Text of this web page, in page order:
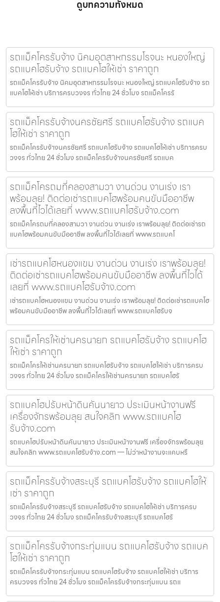
ดูบทความทั้งหมด
รถแม็คโครรับจ้าง นิคมอุตสาหกรรมโรจนะ หนองใหญ่
รถแบคโฮรับจ้าง รถแบคโฮให้เช่า ราคาถูก
รถแม็คโครรับจ้าง นิคมอุตสาหกรรมโรจนะ หนองใหญ่ รถแบคโฮรับจ้าง รถ
แบคโฮให้เช่า บริการครบวงจร ทั่วไทย 24 ชั่วโมง รถแม็คโครรั
รถแม็คโครรับจ้างนครชัยศรี รถแบคโฮรับจ้าง รถแบค
โฮให้เช่า ราคาถูก
รถแม็คโครรับจ้างนครชัยศรี รถแบคโฮรับจ้าง รถแบคโฮให้เช่า บริการครบ
วงจร ทั่วไทย 24 ชั่วโมง รถแม็คโครรับจ้างนครชัยศรี รถแบค
รถแม็คโครถมที่คลองสามวา งานด่วน งานเร่ง เรา
พร้อมลุย! ติดต่อเช่ารถแบคโฮพร้อมคนขับมืออาชีพ
ลงพื้นที่ไวได้เลยที่ www.รถแบคโฮรับจ้าง.com
รถแม็คโครถมที่คลองสามวา งานด่วน งานเร่ง เราพร้อมลุย! ติดต่อเช่ารถ
แบคโฮพร้อมคนขับมืออาชีพ ลงพื้นที่ไวได้เลยที่ www.รถแบคโ
เช่ารถแบคโฮหนองแขม งานด่วน งานเร่ง เราพร้อมลุย!
ติดต่อเช่ารถแบคโฮพร้อมคนขับมืออาชีพ ลงพื้นที่ไวได้
เลยที่ www.รถแบคโฮรับจ้าง.com
เช่ารถแบคโฮหนองแขม งานด่วน งานเร่ง เราพร้อมลุย! ติดต่อเช่ารถแบคโฮ
พร้อมคนขับมืออาชีพ ลงพื้นที่ไวได้เลยที่ www.รถแบคโฮรับจ
รถแม็คโครให้เช่านครนายก รถแบคโฮรับจ้าง รถแบคโฮ
ให้เช่า ราคาถูก
รถแม็คโครให้เช่านครนายก รถแบคโฮรับจ้าง รถแบคโฮให้เช่า บริการครบ
วงจร ทั่วไทย 24 ชั่วโมง รถแม็คโครให้เช่านครนายก รถแบคโฮรั
รถแบคโฮปรับหน้าดินคันนายาว ประเมินหน้างานฟรี
เครื่องจักรพร้อมลุย สนใจคลิก www.รถแบคโฮ
รับจ้าง.com
รถแบคโฮปรับหน้าดินคันนายาว ประเมินหน้างานฟรี เครื่องจักรพร้อมลุย
สนใจคลิก www.รถแบคโฮรับจ้าง.com — ไม่ว่าหน้างานจะแคบหรื
รถแม็คโครรับจ้างสระบุรี รถแบคโฮรับจ้าง รถแบคโฮให้
เช่า ราคาถูก
รถแม็คโครรับจ้างสระบุรี รถแบคโฮรับจ้าง รถแบคโฮให้เช่า บริการครบ
วงจร ทั่วไทย 24 ชั่วโมง รถแม็คโครรับจ้างสระบุรี รถแบคโฮรั
รถแม็คโครรับจ้างกระทุ่มแบน รถแบคโฮรับจ้าง รถแบค
โฮให้เช่า ราคาถูก
รถแม็คโครรับจ้างกระทุ่มแบน รถแบคโฮรับจ้าง รถแบคโฮให้เช่า บริการ
ครบวงจร ทั่วไทย 24 ชั่วโมง รถแม็คโครรับจ้างกระทุ่มแบน รถแ